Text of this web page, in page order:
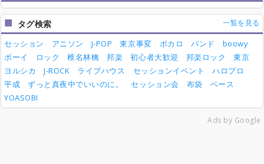
タグ検索 一覧を見る
セッション アニソン J-POP 東京事変 ボカロ バンド
boowy
ボーイ
ロック 椎名林檎 邦楽 初心者大歓迎 邦楽ロック
東京
ヨルシカ
J-ROCK ライブハウス セッションイベント
ハロプロ
平成
ずっと真夜中でいいのに。 セッション会 布袋
ベース
YOASOBI
Ads by Google